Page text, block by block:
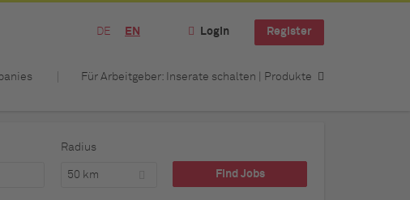
DE EN Login Register
Für Arbeitgeber: Inserate schalten | Produkte
Radius
50 km